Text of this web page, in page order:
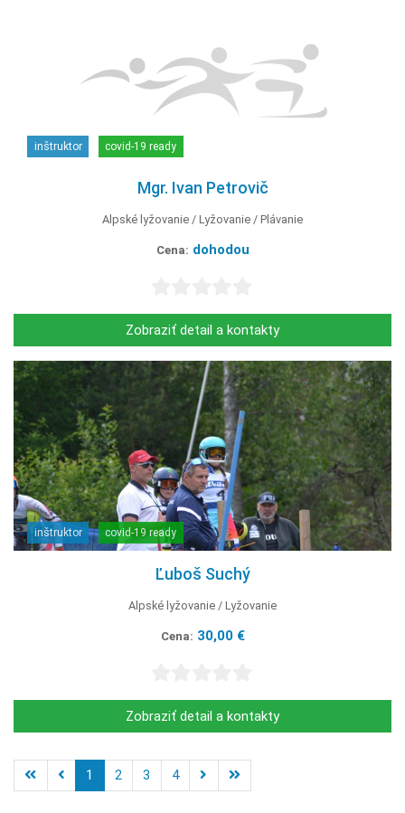
inštruktor covid-19 ready
Mgr. Ivan Petrovič
Alpské lyžovanie Lyžovanie Plávanie
Cena: dohodou
Zobraziť detail a kontakty
inštruktor covid-19 ready
Ľuboš Suchý
Alpské lyžovanie Lyžovanie
Cena: 30,00 €
Zobraziť detail a kontakty
1 2 3 4